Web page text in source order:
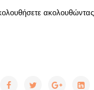
ακολουθώντας